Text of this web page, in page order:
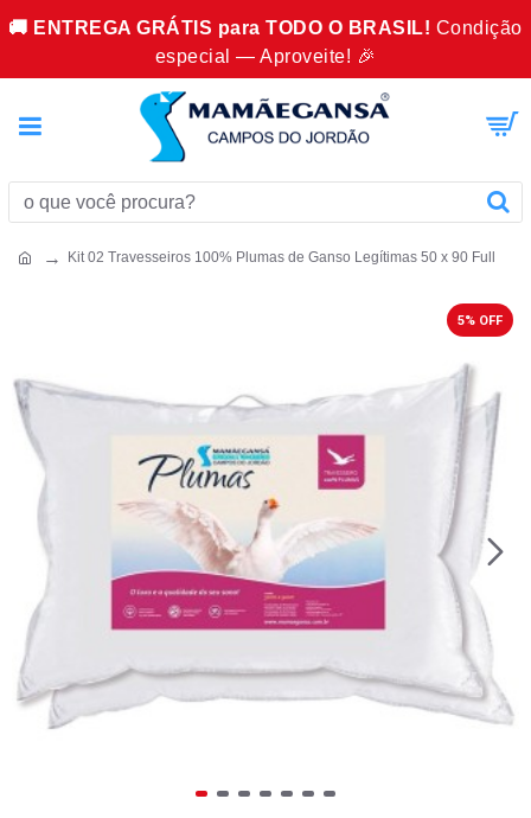
🚚 ENTREGA GRÁTIS para TODO O BRASIL! Condição
especial — Aproveite! 🎉
Kit 02 Travesseiros 100% Plumas de Ganso Legítimas 50 x 90 Full
5% OFF